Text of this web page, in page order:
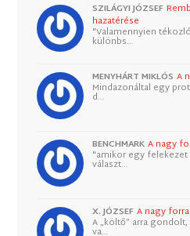
SZILÁGYI JÓZSEF
hazatérése
"Valamennyien
különbs…
MENYHÁRT MIKLÓS A
Mindazonáltal egy
d…
BENCHMARK A nagy
"amikor egy
választ…
X. JÓZSEF A nagy
A „költő” arra
va…